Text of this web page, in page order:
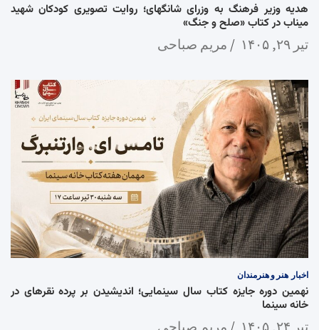
هدیه وزیر فرهنگ به وزرای شانگهای؛ روایت تصویری کودکان شهید
میناب در کتاب «صلح و جنگ»
تیر ۲۹, ۱۴۰۵ مریم صباحی
اخبار هنر و هنرمندان
نهمین دوره جایزه کتاب سال سینمایی؛ اندیشیدن بر پرده نقرهای در
خانه سینما